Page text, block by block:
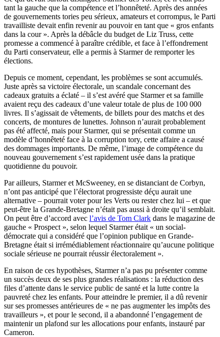
tant la gauche que la compétence et l’honnêteté. Après des années
de gouvernements tories peu sérieux, amateurs et corrompus, le Parti
travailliste devait enfin revenir au pouvoir en tant que « gros enfants
dans la cour ». Après la débâcle du budget de Liz Truss, cette
promesse a commencé à paraître crédible, et face à l’effondrement
du Parti conservateur, elle a permis à Starmer de remporter les
élections.
Depuis ce moment, cependant, les problèmes se sont accumulés.
Juste après sa victoire électorale, un scandale concernant des
cadeaux gratuits a éclaté – il s’est avéré que Starmer et sa famille
avaient reçu des cadeaux d’une valeur totale de plus de 100 000
livres. Il s’agissait de vêtements, de billets pour des matchs et des
concerts, de montures de lunettes. Johnson n’aurait probablement
pas été affecté, mais pour Starmer, qui se présentait comme un
modèle d’honnêteté face à la corruption tory, cette affaire a causé
des dommages importants. De même, l’image de compétence du
nouveau gouvernement s’est rapidement usée dans la pratique
quotidienne du pouvoir.
Par ailleurs, Starmer et McSweeney, en se distanciant de Corbyn,
n’ont pas anticipé que l’électorat progressiste déçu aurait une
alternative – pourrait voter pour les Verts ou rester chez lui – et que
peut-être la Grande-Bretagne n’était pas aussi à droite qu’il semblait.
On peut être d’accord avec l’avis de Tom Clark dans le magazine de
gauche « Prospect », selon lequel Starmer était « un social-
démocrate qui a considéré que l’opinion publique en Grande-
Bretagne était si irrémédiablement réactionnaire qu’aucune politique
sociale sérieuse ne pourrait réussir électoralement ».
En raison de ces hypothèses, Starmer n’a pas pu présenter comme
un succès deux de ses plus grandes réalisations : la réduction des
files d’attente dans le service public de santé et la lutte contre la
pauvreté chez les enfants. Pour atteindre le premier, il a dû revenir
sur ses promesses antérieures de « ne pas augmenter les impôts des
travailleurs », et pour le second, il a abandonné l’engagement de
maintenir un plafond sur les allocations pour enfants, instauré par
Cameron.